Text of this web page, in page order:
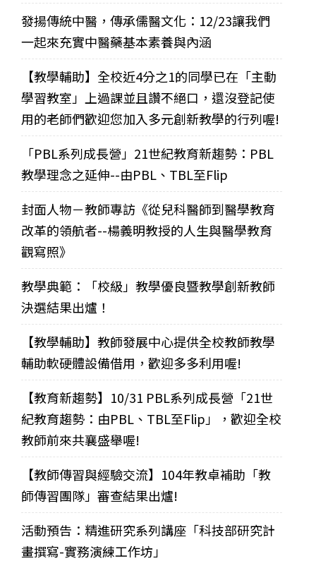
發揚傳統中醫，傳承儒醫文化：12/23讓我們
一起來充實中醫藥基本素養與內涵
【教學輔助】全校近4分之1的同學已在「主動
學習教室」上過課並且讚不絕口，還沒登記使
用的老師們歡迎您加入多元創新教學的行列喔!
「PBL系列成長營」21世紀教育新趨勢：PBL
教學理念之延伸--由PBL、TBL至Flip
封面人物－教師專訪《從兒科醫師到醫學教育
改革的領航者--楊義明教授的人生與醫學教育
觀寫照》
教學典範：「校級」教學優良暨教學創新教師
決選結果出爐！
【教學輔助】教師發展中心提供全校教師教學
輔助軟硬體設備借用，歡迎多多利用喔!
【教育新趨勢】10/31 PBL系列成長營「21世
紀教育趨勢：由PBL、TBL至Flip」，歡迎全校
教師前來共襄盛舉喔!
【教師傳習與經驗交流】104年教卓補助「教
師傳習團隊」審查結果出爐!
活動預告：精進研究系列講座「科技部研究計
畫撰寫-實務演練工作坊」